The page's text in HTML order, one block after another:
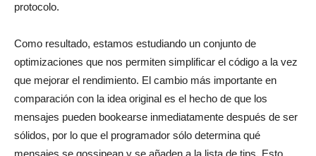
protocolo.
Como resultado, estamos estudiando un conjunto de
optimizaciones que nos permiten simplificar el código a la vez
que mejorar el rendimiento. El cambio más importante en
comparación con la idea original es el hecho de que los
mensajes pueden bookearse inmediatamente después de ser
sólidos, por lo que el programador sólo determina qué